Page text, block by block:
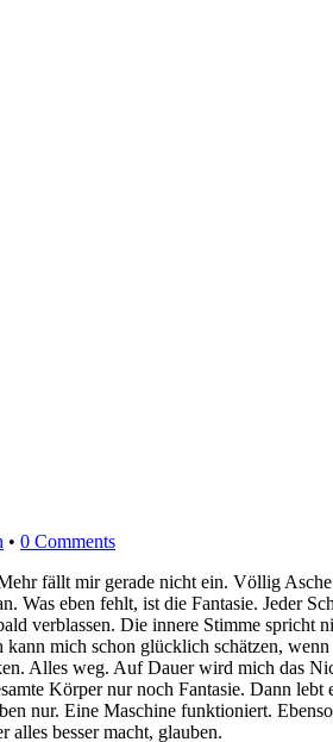
• 0 Comments
fällt mir gerade nicht ein. Völlig
Was eben fehlt, ist die Fantasie. Jeder
verblassen. Die innere Stimme spricht
mich schon glücklich schätzen,
Alles weg. Auf Dauer wird mich das
Körper nur noch Fantasie. Dann
nur. Eine Maschine funktioniert.
alles besser macht, glauben.